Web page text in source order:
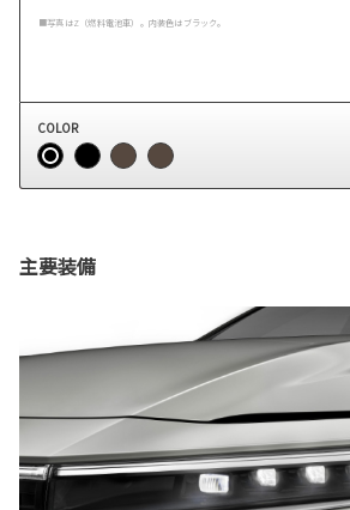
■写真はZ（燃料電池車）。内装色はブラック。
COLOR
主要装備